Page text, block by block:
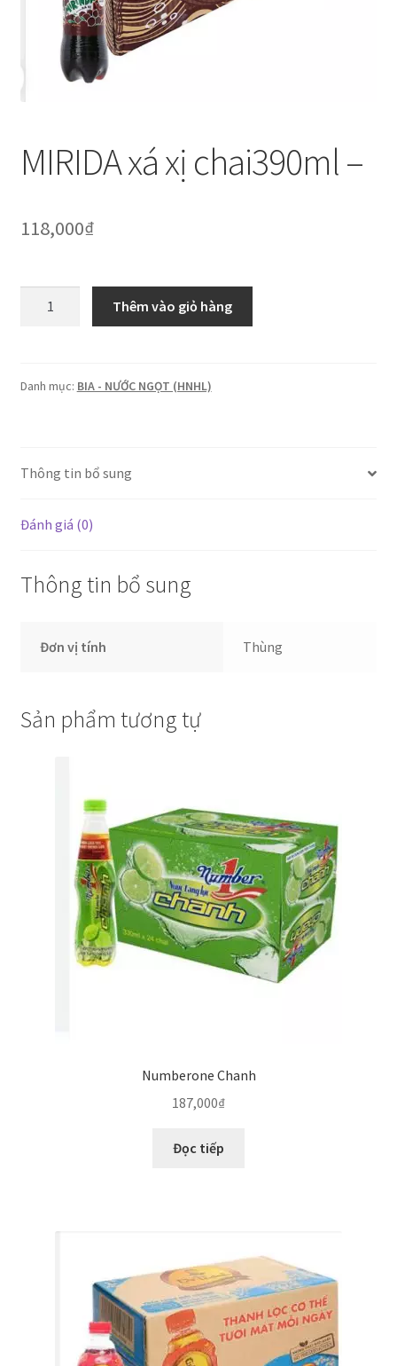
Thanh toán
Về chúng tôi
MIRIDA xá xị chai390ml –
118,000₫
-
Thêm vào giỏ hàng
Danh mục: BIA - NƯỚC NGỌT (HNHL)
Thông tin bổ sung
Đánh giá (0)
Thông tin bổ sung
Đơn vị tính Thùng
Sản phẩm tương tự
Numberone Chanh
187,000₫
Đọc tiếp